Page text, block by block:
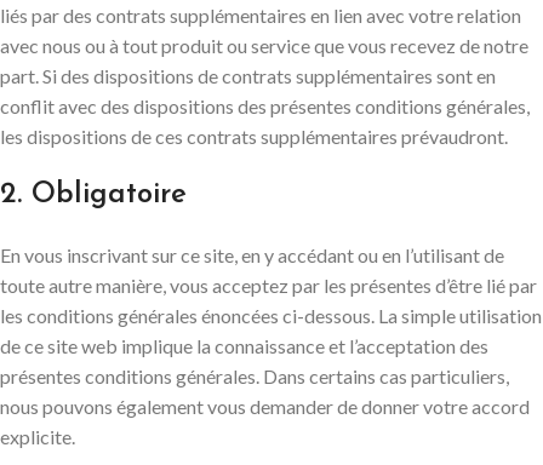
liés par des contrats supplémentaires en lien avec votre relation
avec nous ou à tout produit ou service que vous recevez de notre
part. Si des dispositions de contrats supplémentaires sont en
conflit avec des dispositions des présentes conditions générales,
les dispositions de ces contrats supplémentaires prévaudront.
2. Obligatoire
En vous inscrivant sur ce site, en y accédant ou en l’utilisant de
toute autre manière, vous acceptez par les présentes d’être lié par
les conditions générales énoncées ci-dessous. La simple utilisation
de ce site web implique la connaissance et l’acceptation des
présentes conditions générales. Dans certains cas particuliers,
nous pouvons également vous demander de donner votre accord
explicite.